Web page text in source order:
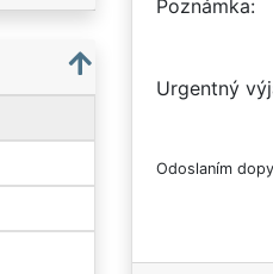
Poznámka
Urgentný
Odoslaním